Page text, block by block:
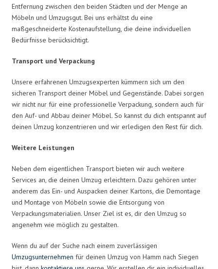
Entfernung zwischen den beiden Städten und der Menge an
Möbeln und Umzugsgut. Bei uns erhältst du eine
maßgeschneiderte Kostenaufstellung, die deine individuellen
Bedürfnisse berücksichtigt.
Transport und Verpackung
Unsere erfahrenen Umzugsexperten kümmern sich um den
sicheren Transport deiner Möbel und Gegenstände. Dabei sorgen
wir nicht nur für eine professionelle Verpackung, sondern auch für
den Auf- und Abbau deiner Möbel. So kannst du dich entspannt auf
deinen Umzug konzentrieren und wir erledigen den Rest für dich.
Weitere Leistungen
Neben dem eigentlichen Transport bieten wir auch weitere
Services an, die deinen Umzug erleichtern. Dazu gehören unter
anderem das Ein- und Auspacken deiner Kartons, die Demontage
und Montage von Möbeln sowie die Entsorgung von
Verpackungsmaterialien. Unser Ziel ist es, dir den Umzug so
angenehm wie möglich zu gestalten.
Wenn du auf der Suche nach einem zuverlässigen
Umzugsunternehmen für deinen Umzug von Hamm nach Siegen